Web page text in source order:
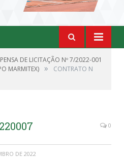
DE LICITAÇÃO Nº 7/2022-001
MARMITEX) »
CONTRATO N
0
DE 2022